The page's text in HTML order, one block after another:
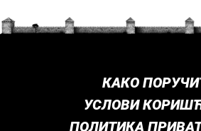
КАКО
УСЛОВИ
ПОЛИТИКА